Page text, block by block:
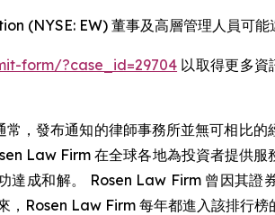
(NYSE: EW) 董事及高層管理人員可能
form/?case_id=29704 以取得更多資
，發布通知的律師事務所並無可相比的
Law Firm 在全球各地為投資者提供服
成和解。 Rosen Law Firm 曾因其證
Rosen Law Firm 每年都進入該排行榜